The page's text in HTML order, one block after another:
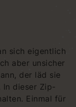
sich eigentlich
aber unsicher
der läd sie
dieser Zip-
Einmal für